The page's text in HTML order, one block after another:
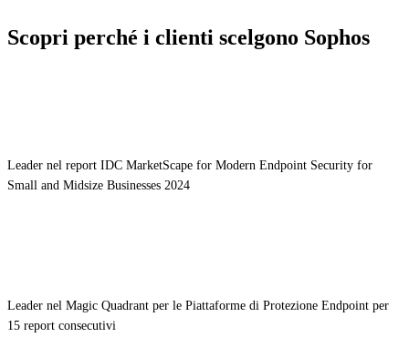
Scopri perché i clienti scelgono Sophos
Leader nel report IDC MarketScape for Modern Endpoint Security for
Small and Midsize Businesses 2024
Leader nel Magic Quadrant per le Piattaforme di Protezione Endpoint per
15 report consecutivi